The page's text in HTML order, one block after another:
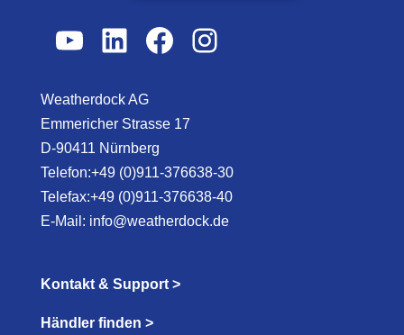
YouTube
LinkedIn
Facebook
Instagram
Weatherdock AG
Emmericher Strasse 17
D-90411 Nürnberg
Telefon:+49 (0)911-376638-30
Telefax:+49 (0)911-376638-40
E-Mail: info@weatherdock.de
Kontakt & Support >
Händler finden >